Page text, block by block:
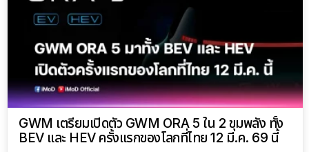
GWM เตรียมเปิดตัว GWM ORA 5 ใน 2 ขุมพลัง ทั้ง
BEV และ HEV ครั้งแรกของโลกที่ไทย 12 มี.ค. 69 นี้